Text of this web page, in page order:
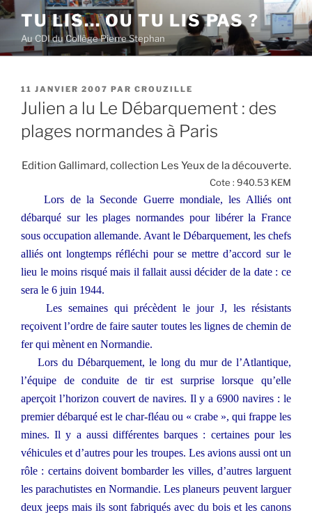
Aller
contenu
principal
TU LIS… OU TU LIS PAS ?
Au CDI du Collège Pierre Stephan
PUBLIÉ
LE
11 JANVIER 2007 PAR CROUZILLE
Julien a lu Le Débarquement : des
plages normandes à Paris
Edition Gallimard, collection Les Yeux de la découverte.
Cote : 940.53 KEM
Lors de la Seconde Guerre mondiale, les Alliés ont
débarqué sur les plages normandes pour libérer la France
sous occupation allemande. Avant le Débarquement, les chefs
alliés ont longtemps réfléchi pour se mettre d’accord sur le
lieu le moins risqué mais il fallait aussi décider de la date : ce
sera le 6 juin 1944.
Les semaines qui précèdent le jour J, les résistants
reçoivent l’ordre de faire sauter toutes les lignes de chemin de
fer qui mènent en Normandie.
Lors du Débarquement, le long du mur de l’Atlantique,
l’équipe de conduite de tir est surprise lorsque qu’elle
aperçoit l’horizon couvert de navires. Il y a 6900 navires : le
premier débarqué est le char-fléau ou « crabe », qui frappe les
mines. Il y a aussi différentes barques : certaines pour les
véhicules et d’autres pour les troupes. Les avions aussi ont un
rôle : certains doivent bombarder les villes, d’autres larguent
les parachutistes en Normandie. Les planeurs peuvent larguer
deux jeeps mais ils sont fabriqués avec du bois et les canons